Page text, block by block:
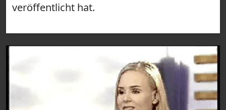
veröffentlicht hat.